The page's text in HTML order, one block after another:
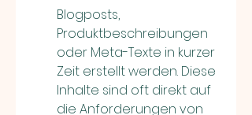
Blogposts,
Produktbeschreibungen
oder Meta-Texte in kurzer
Zeit erstellt werden. Diese
Inhalte sind oft direkt auf
die Anforderungen von